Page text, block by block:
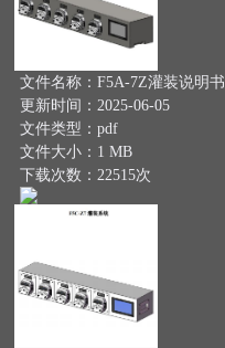
文件名称：F5A-7Z灌装说明书
更新时间：2025-06-05
文件类型：pdf
文件大小：1 MB
下载次数：22515次